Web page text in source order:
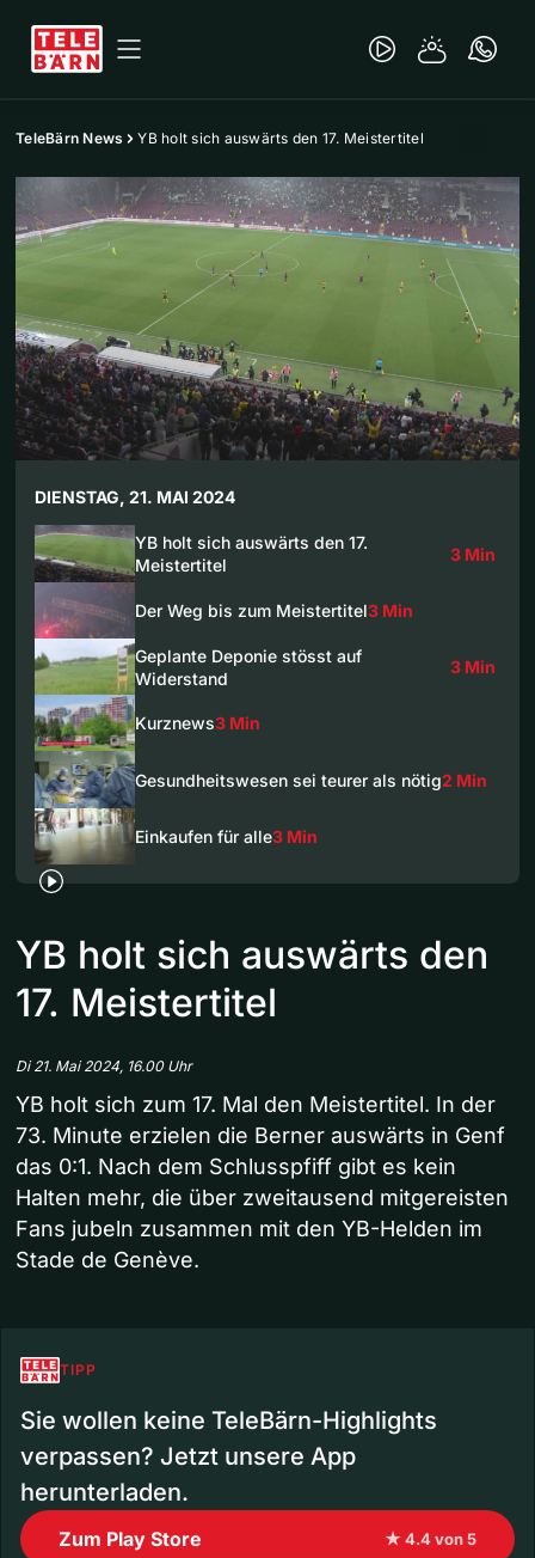
TeleBärn News YB holt sich auswärts den 17. Meistertitel
DIENSTAG, 21. MAI 2024
YB holt sich auswärts den 17.
Meistertitel
3 Min
Der Weg bis zum Meistertitel3 Min
Geplante Deponie stösst auf
Widerstand
3 Min
Kurznews3 Min
Gesundheitswesen sei teurer als nötig2 Min
Einkaufen für alle3 Min
YB holt sich auswärts den
17. Meistertitel
Di 21. Mai 2024, 16.00 Uhr
YB holt sich zum 17. Mal den Meistertitel. In der
73. Minute erzielen die Berner auswärts in Genf
das 0:1. Nach dem Schlusspfiff gibt es kein
Halten mehr, die über zweitausend mitgereisten
Fans jubeln zusammen mit den YB-Helden im
Stade de Genève.
TIPP
Sie wollen keine TeleBärn-Highlights
verpassen? Jetzt unsere App
herunterladen.
Zum Play Store ★ 4.4 von 5